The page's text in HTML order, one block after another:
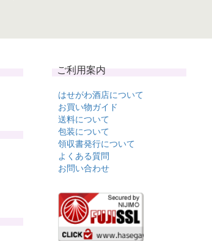
ご利用案内
はせがわ酒店について
お買い物ガイド
送料について
包装について
領収書発行について
よくある質問
お問い合わせ